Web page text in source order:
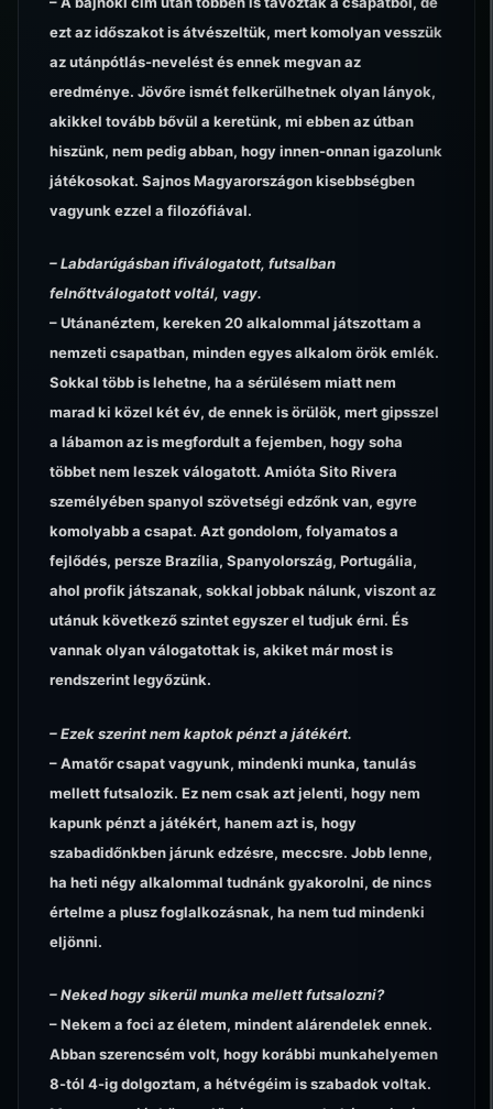
ezt az időszakot is átvészeltük, mert komolyan vesszük
az utánpótlás-nevelést és ennek megvan az
eredménye. Jövőre ismét felkerülhetnek olyan lányok,
akikkel tovább bővül a keretünk, mi ebben az útban
hiszünk, nem pedig abban, hogy innen-onnan igazolunk
játékosokat. Sajnos Magyarországon kisebbségben
vagyunk ezzel a filozófiával.
– Labdarúgásban ifiválogatott, futsalban
felnőttválogatott voltál, vagy.
– Utánanéztem, kereken 20 alkalommal játszottam a
nemzeti csapatban, minden egyes alkalom örök emlék.
Sokkal több is lehetne, ha a sérülésem miatt nem
marad ki közel két év, de ennek is örülök, mert gipsszel
a lábamon az is megfordult a fejemben, hogy soha
többet nem leszek válogatott. Amióta Sito Rivera
személyében spanyol szövetségi edzőnk van, egyre
komolyabb a csapat. Azt gondolom, folyamatos a
fejlődés, persze Brazília, Spanyolország, Portugália,
ahol profik játszanak, sokkal jobbak nálunk, viszont az
utánuk következő szintet egyszer el tudjuk érni. És
vannak olyan válogatottak is, akiket már most is
rendszerint legyőzünk.
– Ezek szerint nem kaptok pénzt a játékért.
– Amatőr csapat vagyunk, mindenki munka, tanulás
mellett futsalozik. Ez nem csak azt jelenti, hogy nem
kapunk pénzt a játékért, hanem azt is, hogy
szabadidőnkben járunk edzésre, meccsre. Jobb lenne,
ha heti négy alkalommal tudnánk gyakorolni, de nincs
értelme a plusz foglalkozásnak, ha nem tud mindenki
eljönni.
– Neked hogy sikerül munka mellett futsalozni?
– Nekem a foci az életem, mindent alárendelek ennek.
Abban szerencsém volt, hogy korábbi munkahelyemen
8-tól 4-ig dolgoztam, a hétvégéim is szabadok voltak.